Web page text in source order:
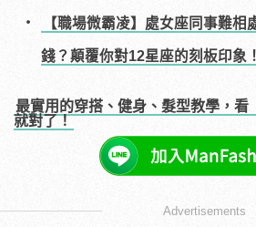
【職場微霸凌】處女座同事難相
錢？顛覆你對12星座的刻板印象！
最實用的穿搭、健身、髮型教學，看
就對了！
Advertisements